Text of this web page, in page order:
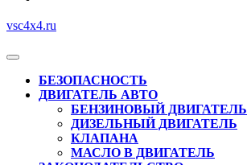
vsc4x4.ru
Кнопка
ОткрытьБЕЗОПАСНОСТЬ
ДВИГАТЕЛЬ АВТО
БЕНЗИНОВЫЙ ДВИГАТЕЛЬ
ДИЗЕЛЬНЫЙ ДВИГАТЕЛЬ
КЛАПАНА
МАСЛО В ДВИГАТЕЛЬ